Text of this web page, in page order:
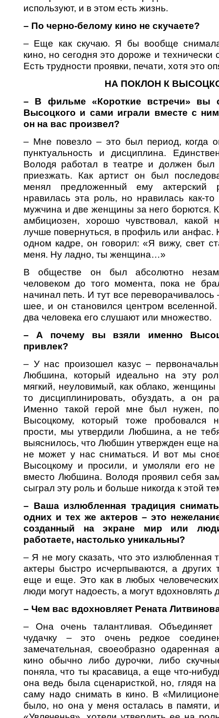
используют, и в этом есть жизнь.
– По черно-белому кино не скучаете?
– Еще как скучаю. Я бы вообще снимала
кино, но сегодня это дороже и
Есть трудности проявки, печати, хотя это
НА ПОКЛОН К
– В фильме «Короткие встречи» вы
Высоцкого и сами играли вместе с
он на вас произвел?
– Мне повезло – это был период, когда
пунктуальность и дисциплина.
Володя работал в театре и должен был
приезжать. Как артист он был
менял предложенный ему актерский
нравилась эта роль, но нравилась как-то
мужчина и две женщины за него борются.
амбициозен, хорошо чувствовал, какой
лучше повернуться, в профиль или анфас.
одном кадре, он говорил: «Я вижу, свет
меня. Ну ладно, ты женщина…»
В обществе он был абсолютно
человеком до того момента, пока не
начинал петь. И тут все
шее, и он становился центром
два человека его слушают или множество.
– А почему вы взяли именно
привлек?
– У нас произошел казус –
Любшина, который идеально на эту
мягкий, неуловимый, как облако, женщины
то дисциплинировать, обуздать, а он
Именно такой герой мне был нужен,
Высоцкому, который тоже пробовался
прости, мы утвердили Любшина, а не
выяснилось, что Любшин утвержден еще
не может у нас сниматься. И вот мы
Высоцкому и просили, и умоляли его не
вместо Любшина. Володя проявил себя
сыграл эту роль и больше никогда к этой
– Ваша излюбленная традиция
одних и тех же актеров – это
созданный на экране мир или
работаете, настолько уникальны?
– Я не могу сказать, что это излюбленная
актеры быстро исчерпываются, а других
еще и еще. Это как в любых
люди могут надоесть, а могут вдохновлять
– Чем вас вдохновляет Рената
– Она очень талантливая.
чудачку – это очень редкое
замечательная, своеобразно одаренная
кино обычно либо дурочки, либо
поняла, что ты красавица, а еще что-
она ведь была сценаристкой, но, глядя
саму надо снимать в кино. В
было, но она у меня осталась в памяти,